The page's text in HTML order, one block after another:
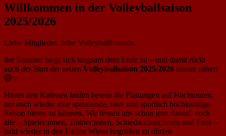
Willkommen in der Volleyballsaison
2025/2026
Liebe Mitglieder, liebe Volleyballfreunde,
der Sommer neigt sich langsam dem Ende zu – und damit rückt
auch der Start der neuen Volleyballsaison 2025/2026 immer näher!
🏐✨
Hinter den Kulissen laufen bereits die Planungen auf Hochtouren,
um euch wieder eine spannende, faire und sportlich hochkarätige
Saison bieten zu können. Wir freuen uns schon jetzt darauf, euch
alle – Spieler:innen, Trainer:innen, Schiedsrichter:innen und Fans –
bald wieder in den Hallen Wiens begrüßen zu dürfen.